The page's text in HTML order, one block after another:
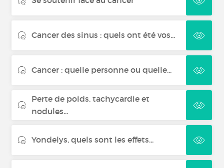
Cancer des sinus : quels ont été vos...
Cancer : quelle personne ou quelle...
Perte de poids, tachycardie et
nodules...
Yondelys, quels sont les effets...